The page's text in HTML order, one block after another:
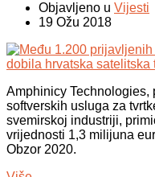
Objavljeno u Vijesti
19 Ožu 2018
Amphinicy Technologies,
softverskih usluga za
svemirskoj industriji,
vrijednosti 1,3 milijuna
Obzor 2020.